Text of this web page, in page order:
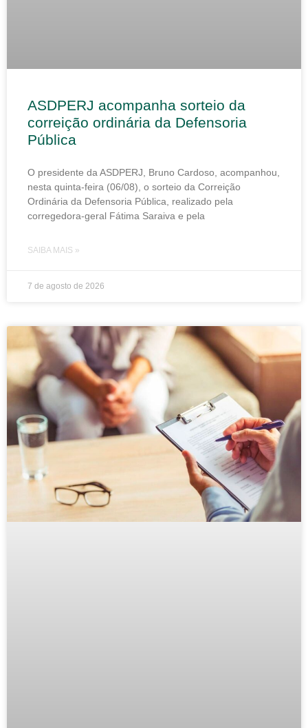
ASDPERJ acompanha sorteio da
correição ordinária da Defensoria
Pública
O presidente da ASDPERJ, Bruno Cardoso, acompanhou,
nesta quinta-feira (06/08), o sorteio da Correição
Ordinária da Defensoria Pública, realizado pela
corregedora-geral Fátima Saraiva e pela
SAIBA MAIS »
7 de agosto de 2026